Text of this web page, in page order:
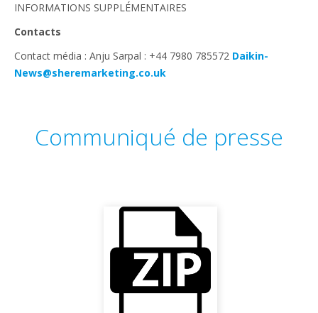
INFORMATIONS SUPPLÉMENTAIRES
Contacts
Contact média : Anju Sarpal : +44 7980 785572 Daikin-
News@sheremarketing.co.uk
Communiqué de presse